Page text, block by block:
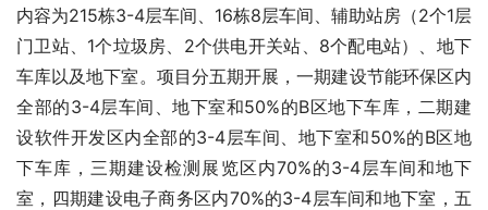
内容为215栋3-4层车间、16栋8层车间、辅助站房（2个1层
门卫站、1个垃圾房、2个供电开关站、8个配电站）、地下
车库以及地下室。项目分五期开展，一期建设节能环保区内
全部的3-4层车间、地下室和50%的B区地下车库，二期建
设软件开发区内全部的3-4层车间、地下室和50%的B区地
下车库，三期建设检测展览区内70%的3-4层车间和地下
室，四期建设电子商务区内70%的3-4层车间和地下室，五